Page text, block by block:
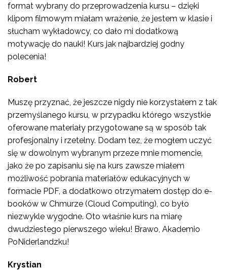
format wybrany do przeprowadzenia kursu – dzięki
klipom filmowym miałam wrażenie, że jestem w klasie i
słucham wykładowcy, co dało mi dodatkową
motywację do nauki! Kurs jak najbardziej godny
polecenia!
Robert
Muszę przyznać, że jeszcze nigdy nie korzystałem z tak
przemyślanego kursu, w przypadku którego wszystkie
oferowane materiały przygotowane są w sposób tak
profesjonalny i rzetelny. Dodam tez, że mogłem uczyć
się w dowolnym wybranym przeze mnie momencie,
jako że po zapisaniu się na kurs zawsze miałem
możliwość pobrania materiałów edukacyjnych w
formacie PDF, a dodatkowo otrzymałem dostęp do e-
booków w Chmurze (Cloud Computing), co było
niezwykle wygodne. Oto właśnie kurs na miarę
dwudziestego pierwszego wieku! Brawo, Akademio
PoNiderlandzku!
Krystian